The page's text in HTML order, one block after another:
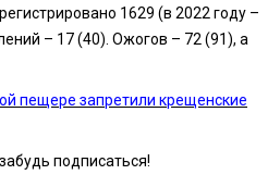
1629 (в 2022 году –
– 17 (40). Ожогов – 72 (91), а
пещере запретили крещенские
подписаться!